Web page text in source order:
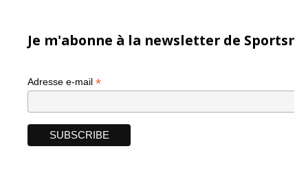
Je m'abonne à la newsletter de
Adresse e-mail *